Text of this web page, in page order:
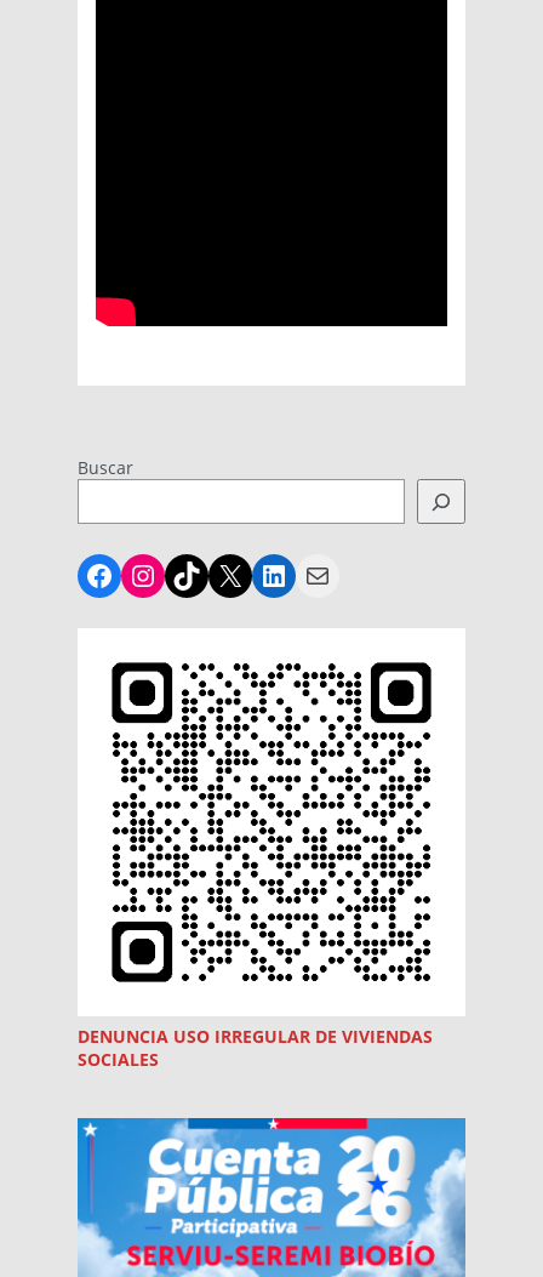
Buscar
Facebook
Instagram
TikTok
X LinkedIn
Mail
DENUNCIA USO IRREGULAR DE VIVIENDAS
SOCIALES